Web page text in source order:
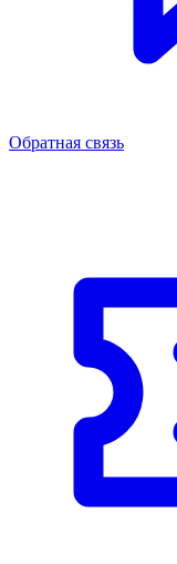
Обратная связь